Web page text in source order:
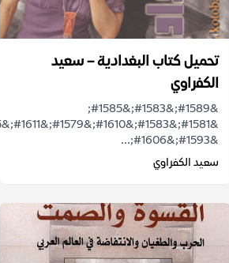
تحميل كتاب البغدادية – سعيد
الكفراوي
&#1589;&#1583;&#1585;
&#1593;&#1606;...
سعيد الكفراوي